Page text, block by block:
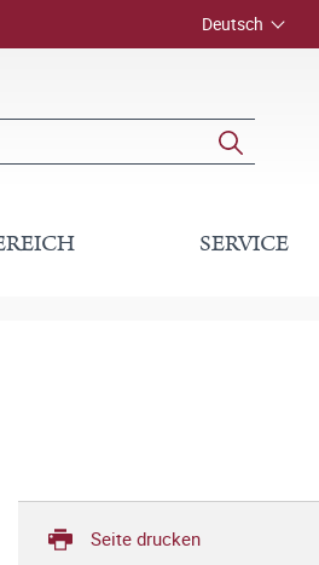
Deutsch
SERVICE
Seite drucken